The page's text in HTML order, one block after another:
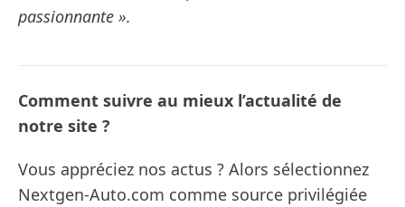
passionnante ».
Comment suivre au mieux l’actualité de
notre site ?
Vous appréciez nos actus ? Alors sélectionnez
Nextgen-Auto.com comme source privilégiée